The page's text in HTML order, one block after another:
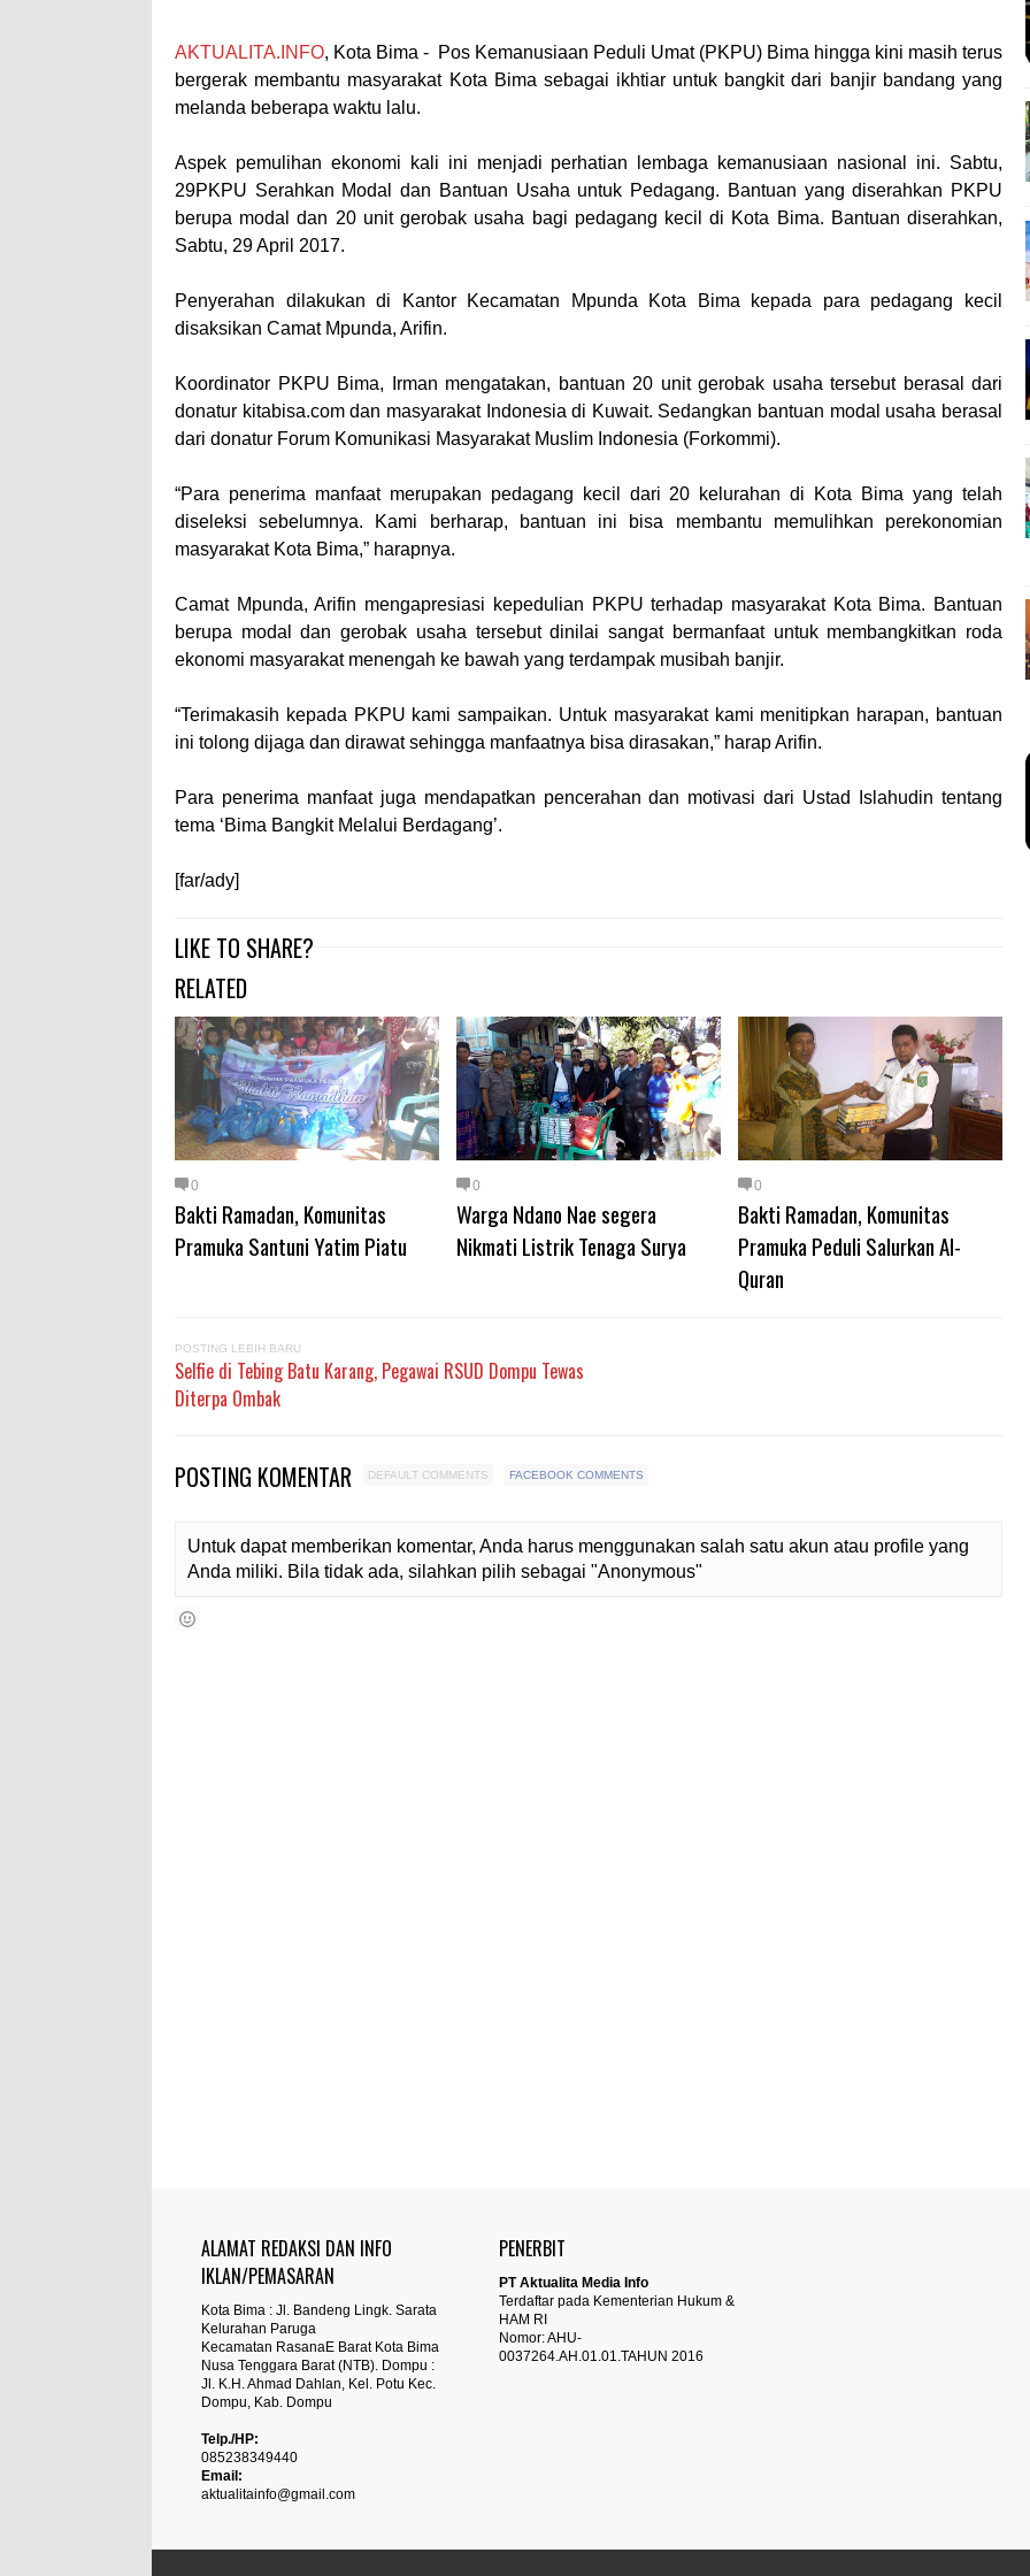
AKTUALITA.INFO, Kota Bima - Pos Kemanusiaan Peduli Umat (PKPU) Bima hingga kini masih terus
bergerak membantu masyarakat Kota Bima sebagai ikhtiar untuk bangkit dari banjir bandang yang
melanda beberapa waktu lalu.
Aspek pemulihan ekonomi kali ini menjadi perhatian lembaga kemanusiaan nasional ini. Sabtu,
29PKPU Serahkan Modal dan Bantuan Usaha untuk Pedagang. Bantuan yang diserahkan PKPU
berupa modal dan 20 unit gerobak usaha bagi pedagang kecil di Kota Bima. Bantuan diserahkan,
Sabtu, 29 April 2017.
Penyerahan dilakukan di Kantor Kecamatan Mpunda Kota Bima kepada para pedagang kecil
disaksikan Camat Mpunda, Arifin.
Koordinator PKPU Bima, Irman mengatakan, bantuan 20 unit gerobak usaha tersebut berasal dari
donatur kitabisa.com dan masyarakat Indonesia di Kuwait. Sedangkan bantuan modal usaha berasal
dari donatur Forum Komunikasi Masyarakat Muslim Indonesia (Forkommi).
“Para penerima manfaat merupakan pedagang kecil dari 20 kelurahan di Kota Bima yang telah
diseleksi sebelumnya. Kami berharap, bantuan ini bisa membantu memulihkan perekonomian
masyarakat Kota Bima,” harapnya.
Camat Mpunda, Arifin mengapresiasi kepedulian PKPU terhadap masyarakat Kota Bima. Bantuan
berupa modal dan gerobak usaha tersebut dinilai sangat bermanfaat untuk membangkitkan roda
ekonomi masyarakat menengah ke bawah yang terdampak musibah banjir.
“Terimakasih kepada PKPU kami sampaikan. Untuk masyarakat kami menitipkan harapan, bantuan
ini tolong dijaga dan dirawat sehingga manfaatnya bisa dirasakan,” harap Arifin.
Para penerima manfaat juga mendapatkan pencerahan dan motivasi dari Ustad Islahudin tentang
tema ‘Bima Bangkit Melalui Berdagang’.
[far/ady]
LIKE TO SHARE?
RELATED
0
Bakti Ramadan, Komunitas
Pramuka Santuni Yatim Piatu
0
Warga Ndano Nae segera
Nikmati Listrik Tenaga Surya
0
Bakti Ramadan, Komunitas
Pramuka Peduli Salurkan Al-
Quran
POSTING LEBIH BARU
Selfie di Tebing Batu Karang, Pegawai RSUD Dompu Tewas
Diterpa Ombak
POSTING KOMENTAR DEFAULT COMMENTS FACEBOOK COMMENTS
Untuk dapat memberikan komentar, Anda harus menggunakan salah satu akun atau profile yang
Anda miliki. Bila tidak ada, silahkan pilih sebagai "Anonymous"
ALAMAT REDAKSI DAN INFO
IKLAN/PEMASARAN
Kota Bima : Jl. Bandeng Lingk. Sarata
Kelurahan Paruga
Kecamatan RasanaE Barat Kota Bima
Nusa Tenggara Barat (NTB). Dompu :
Jl. K.H. Ahmad Dahlan, Kel. Potu Kec.
Dompu, Kab. Dompu
Telp./HP:
085238349440
Email:
aktualitainfo@gmail.com
PENERBIT
PT Aktualita Media Info
Terdaftar pada Kementerian Hukum &
HAM RI
Nomor: AHU-
0037264.AH.01.01.TAHUN 2016